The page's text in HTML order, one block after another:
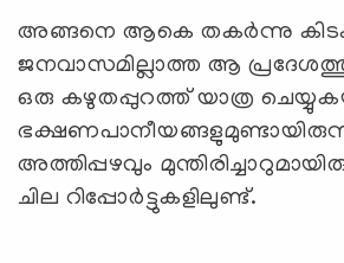
അങ്ങനെ ആകെ തകര്‍ന്നു
ജനവാസമില്ലാത്ത ആ
ഒരു കഴുതപ്പുറത്ത് യാത്ര
അത്തിപ്പഴവും
ചില റിപ്പോര്‍ട്ടുകളിലുണ്ട്.